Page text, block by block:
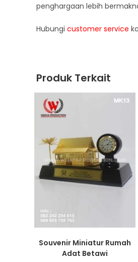
penghargaan lebih
Hubungi customer service
Produk Terkait
Souvenir Miniatur Rumah
Adat Betawi